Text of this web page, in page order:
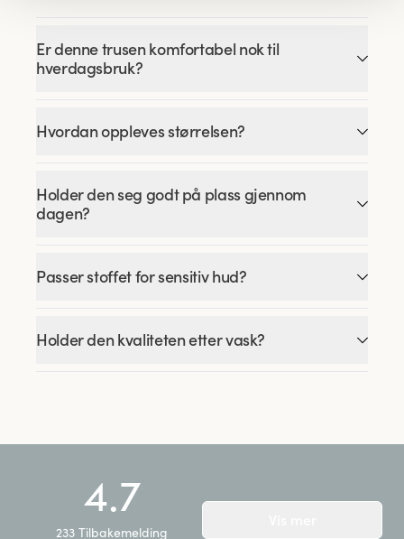
Er denne trusen komfortabel nok til
hverdagsbruk?
Hvordan oppleves størrelsen?
Holder den seg godt på plass gjennom
dagen?
Passer stoffet for sensitiv hud?
Holder den kvaliteten etter vask?
4.7
233 Tilbakemelding